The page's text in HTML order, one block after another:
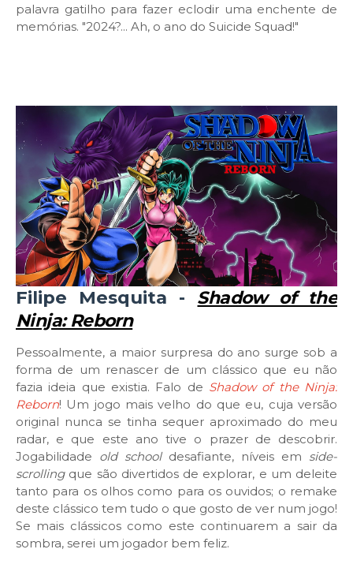
palavra gatilho para fazer eclodir uma enchente de
memórias. "2024?... Ah, o ano do Suicide Squad!"
Filipe Mesquita - Shadow of the
Ninja: Reborn
Pessoalmente, a maior surpresa do ano surge sob a
forma de um renascer de um clássico que eu não
fazia ideia que existia. Falo de Shadow of the Ninja:
Reborn! Um jogo mais velho do que eu, cuja versão
original nunca se tinha sequer aproximado do meu
radar, e que este ano tive o prazer de descobrir.
Jogabilidade old schooldesafiante, níveis em side-
scrollingque são divertidos de explorar, e um deleite
tanto para os olhos como para os ouvidos; o remake
deste clássico tem tudo o que gosto de ver num jogo!
Se mais clássicos como este continuarem a sair da
sombra, serei um jogador bem feliz.